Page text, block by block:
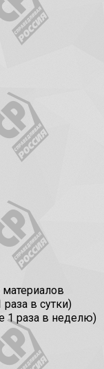
в сутки)
1 раза в неделю)